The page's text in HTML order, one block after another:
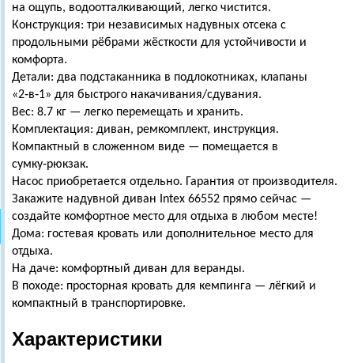
на ощупь, водоотталкивающий, легко чистится.
Конструкция: три независимых надувных отсека с
продольными рёбрами жёсткости для устойчивости и
комфорта.
Детали: два подстаканника в подлокотниках, клапаны
«2‑в‑1» для быстрого накачивания/сдувания.
Вес: 8.7 кг — легко перемещать и хранить.
Комплектация: диван, ремкомплект, инструкция.
Компактный в сложенном виде — помещается в
сумку‑рюкзак.
Насос приобретается отдельно. Гарантия от производителя.
Закажите надувной диван Intex 66552 прямо сейчас —
создайте комфортное место для отдыха в любом месте!
Дома: гостевая кровать или дополнительное место для
отдыха.
На даче: комфортный диван для веранды.
В походе: просторная кровать для кемпинга — лёгкий и
компактный в транспортировке.
Характеристики